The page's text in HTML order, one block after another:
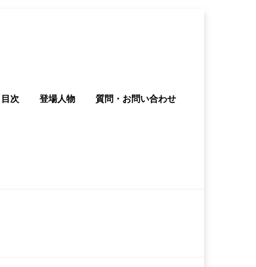
目次 登場人物 質問・お問い合わせ